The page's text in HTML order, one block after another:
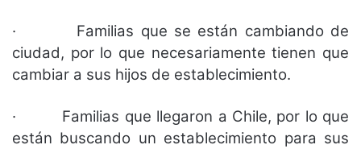
· Familias que se están cambiando de
ciudad, por lo que necesariamente tienen que
cambiar a sus hijos de establecimiento.
· Familias que llegaron a Chile, por lo que
están buscando un establecimiento para sus